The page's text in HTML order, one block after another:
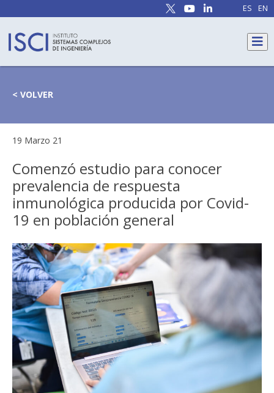
ES EN
< VOLVER
19 Marzo 21
Comenzó estudio para conocer
prevalencia de respuesta
inmunológica producida por Covid-
19 en población general